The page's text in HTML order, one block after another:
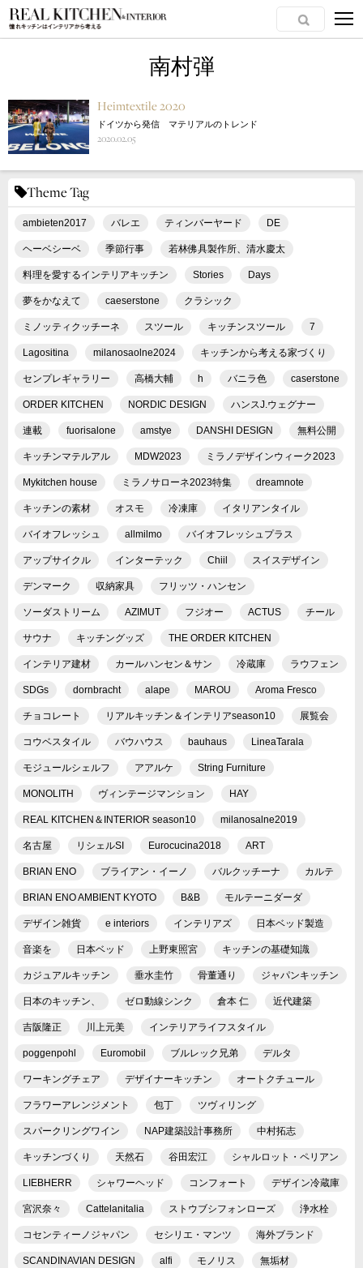
南村弾
Heimtextile 2020
ドイツから発信 マテリアルのトレンド
2020.02.05
Theme Tag
ambieten2017 バレエ ティンバーヤード DE
ヘーベシーベ 季節行事 若林佛具製作所、清水慶太
料理を愛するインテリアキッチン Stories Days
夢をかなえて caeserstone クラシック
ミノッティクッチーネ スツール キッチンスツール 7
Lagositina milanosaolne2024 キッチンから考える家づくり
センプレギャラリー 高橋大輔 h バニラ色 caserstone
ORDER KITCHEN NORDIC DESIGN ハンスJ.ウェグナー
連載 fuorisalone amstye DANSHI DESIGN 無料公開
キッチンマテルアル MDW2023 ミラノデザインウィーク2023
Mykitchen house ミラノサローネ2023特集 dreamnote
キッチンの素材 オスモ 冷凍庫 イタリアンタイル
バイオフレッシュ allmilmo バイオフレッシュプラス
アップサイクル インターテック Chiil スイスデザイン
デンマーク 収納家具 フリッツ・ハンセン
ソーダストリーム AZIMUT フジオー ACTUS チール
サウナ キッチングッズ THE ORDER KITCHEN
インテリア建材 カールハンセン＆サン 冷蔵庫 ラウフェン
SDGs dornbracht alape MAROU Aroma Fresco
チョコレート リアルキッチン＆インテリアseason10 展覧会
コウベスタイル バウハウス bauhaus LineaTarala
モジュールシェルフ アアルケ String Furniture
MONOLITH ヴィンテージマンション HAY
REAL KITCHEN＆INTERIOR season10 milanosalne2019
名古屋 リシェルSI Eurocucina2018 ART
BRIAN ENO ブライアン・イーノ バルクッチーナ カルテ
BRIAN ENO AMBIENT KYOTO B&B モルテーニダーダ
デザイン雑貨 e interiors インテリアズ 日本ベッド製造
音楽を 日本ベッド 上野東照宮 キッチンの基礎知識
カジュアルキッチン 垂水圭竹 骨董通り ジャパンキッチン
日本のキッチン、 ゼロ動線シンク 倉本 仁 近代建築
吉阪隆正 川上元美 インテリアライフスタイル
poggenpohl Euromobil ブルレック兄弟 デルタ
ワーキングチェア デザイナーキッチン オートクチュール
フラワーアレンジメント 包丁 ツヴィリング
スパークリングワイン NAP建築設計事務所 中村拓志
キッチンづくり 天然石 谷田宏江 シャルロット・ペリアン
LIEBHERR シャワーヘッド コンフォート デザイン冷蔵庫
宮沢奈々 Cattelanitalia ストウブシフォンローズ 浄水栓
コセンティーノジャパン セシリエ・マンツ 海外ブランド
SCANDINAVIAN DESIGN alfi モノリス 無垢材